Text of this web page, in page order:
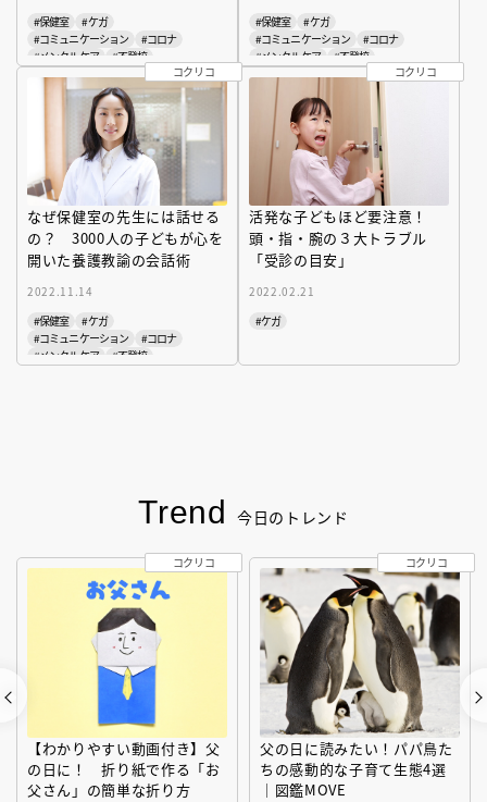
#保健室
#ケガ
#コミュニケーション
#コロナ
#メンタルケア
#不登校
#登校しぶり
#保健室
#ケガ
#コミュニケーション
#コロナ
#メンタルケア
#不登校
#登校しぶり
コクリコ
なぜ保健室の先生には話せる
の？ 3000人の子どもが心を
開いた養護教諭の会話術
2022.11.14
#保健室
#ケガ
#コミュニケーション
#コロナ
#メンタルケア
#不登校
コクリコ
活発な子どもほど要注意！
頭・指・腕の３大トラブル
「受診の目安」
2022.02.21
#ケガ
Trend 今日のトレンド
【わかりやすい動画付き】父
の日に！ 折り紙で作る「お
父さん」の簡単な折り方
コクリコ
父の日に読みたい！パパ鳥た
ちの感動的な子育て生態4選
｜図鑑MOVE
コクリコ